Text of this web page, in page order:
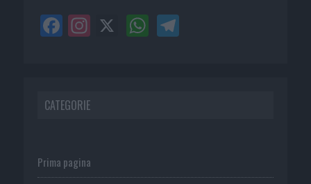
CATEGORIE
Prima pagina